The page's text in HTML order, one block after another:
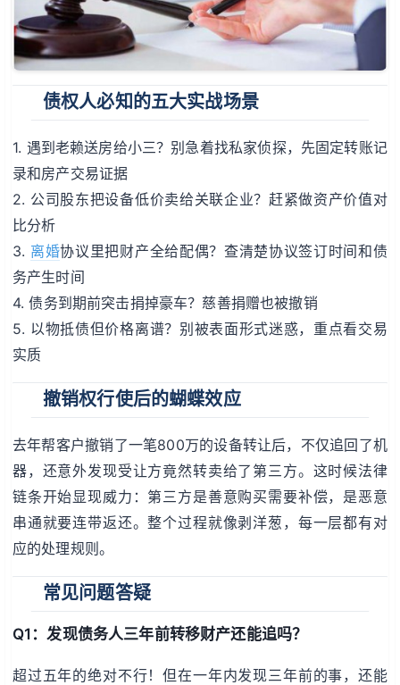
债权人必知的五大实战场景
1. 遇到老赖送房给小三？别急着找私家侦探，先固定转账记
录和房产交易证据
2. 公司股东把设备低价卖给关联企业？赶紧做资产价值对
比分析
3. 离婚协议里把财产全给配偶？查清楚协议签订时间和债
务产生时间
4. 债务到期前突击捐掉豪车？慈善捐赠也被撤销
5. 以物抵债但价格离谱？别被表面形式迷惑，重点看交易
实质
撤销权行使后的蝴蝶效应
去年帮客户撤销了一笔800万的设备转让后，不仅追回了机
器，还意外发现受让方竟然转卖给了第三方。这时候法律
链条开始显现威力：第三方是善意购买需要补偿，是恶意
串通就要连带返还。整个过程就像剥洋葱，每一层都有对
应的处理规则。
常见问题答疑
Q1：发现债务人三年前转移财产还能追吗？
超过五年的绝对不行！但在一年内发现三年前的事，还能